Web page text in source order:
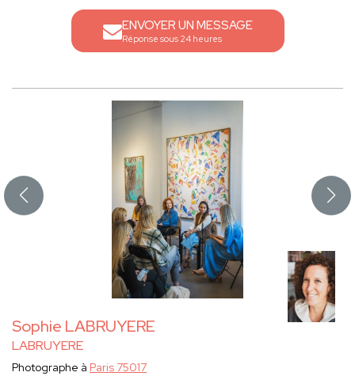
ENVOYER UN MESSAGE
Réponse sous 24 heures
Sophie LABRUYERE
LABRUYERE
Photographe à Paris 75017